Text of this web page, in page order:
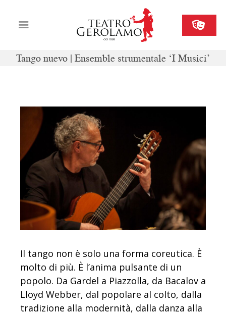
Tango nuevo | Ensemble strumentale ‘I Musici’
Il Gerolamo
Organizza il tuo evento
Contatti
Il tango non è solo una forma coreutica. È
molto di più. È l’anima pulsante di un
popolo. Da Gardel a Piazzolla, da Bacalov a
Lloyd Webber, dal popolare al colto, dalla
tradizione alla modernità, dalla danza alla